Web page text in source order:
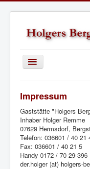
Toggle
Navigation
Holgers Bergstüb'l
Termine / Neuigkeiten
Haus Hilde
Wie ihr uns findet
Impressum
Gaststätte "Holgers
Inhaber Holger Remme
07629 Hermsdorf,
Telefon: 036601 / 40 21
Fax: 036601 / 40 21 5
Handy 0172 / 70 29 396
der.holger (at) holgers-